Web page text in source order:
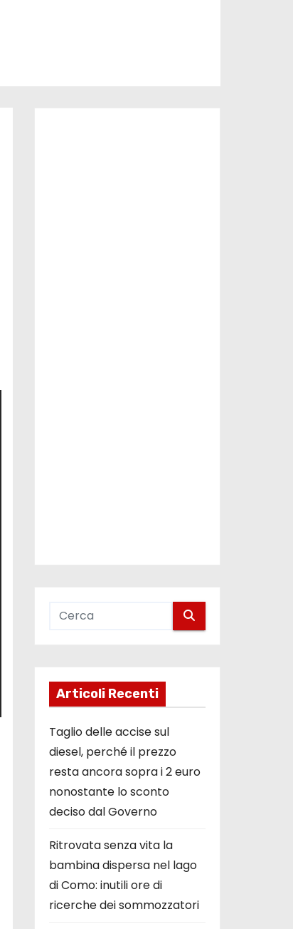
Articoli Recenti
Taglio delle accise sul
diesel, perché il prezzo
resta ancora sopra i 2 euro
nonostante lo sconto
deciso dal Governo
Ritrovata senza vita la
bambina dispersa nel lago
di Como: inutili ore di
ricerche dei sommozzatori